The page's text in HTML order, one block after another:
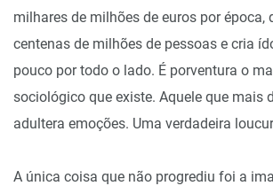
milhares de milhões de euros por época,
centenas de milhões de pessoas e cria
pouco por todo o lado. É porventura o
sociológico que existe. Aquele que mais
adultera emoções. Uma verdadeira
A única coisa que não progrediu foi a